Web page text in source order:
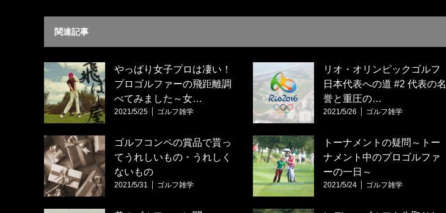
関連記事
やっぱり女子プロは凄い！
プロゴルファーの飛距離調
べてみました～女…
2021/5/25 ゴルフ雑学
リオ・オリンピックゴルフ
日本代表への道 #2 代表の名
誉と重圧の…
2021/5/26 ゴルフ雑学
ゴルフコンペの賞品で貰っ
てうれしいもの・うれしく
ないもの
2021/5/31 ゴルフ雑学
トーナメントの疑問～トー
ナメント中のプロゴルファ
ーの一日～
2021/5/24 ゴルフ雑学